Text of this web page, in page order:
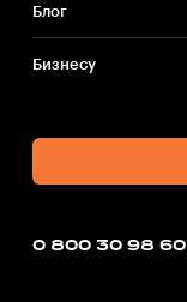
Блог
Бизнесу
0 800 30 98 60